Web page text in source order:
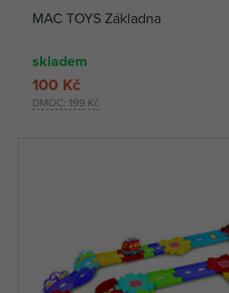
MAC TOYS Základna
skladem
DMOC: 199 Kč
100 Kč